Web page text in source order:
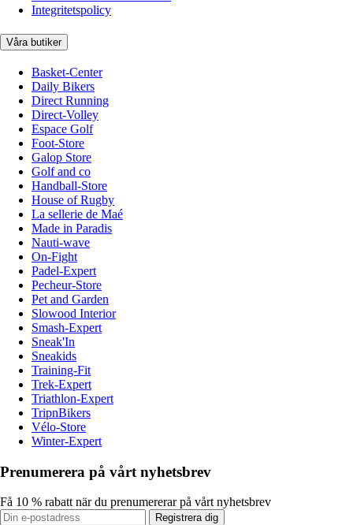
Integritetspolicy
Våra butiker
Basket-Center
Daily Bikers
Direct Running
Direct-Volley
Espace Golf
Foot-Store
Galop Store
Golf and co
Handball-Store
House of Rugby
La sellerie de Maé
Made in Paradis
Nauti-wave
On-Fight
Padel-Expert
Pecheur-Store
Pet and Garden
Slowood Interior
Smash-Expert
Sneak'In
Sneakids
Training-Fit
Trek-Expert
Triathlon-Expert
TripnBikers
Vélo-Store
Winter-Expert
Prenumerera på vårt nyhetsbrev
Få 10 % rabatt när du prenumererar på vårt nyhetsbrev
Registrera dig